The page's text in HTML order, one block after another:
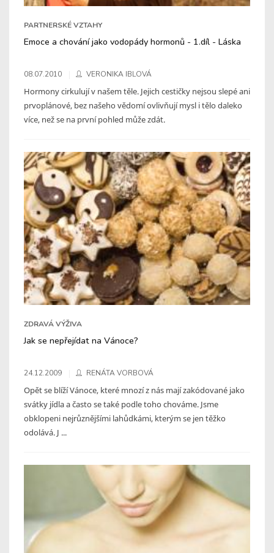
PARTNERSKÉ VZTAHY
Emoce a chování jako vodopády hormonů - 1.díl - Láska
08.07.2010 VERONIKA IBLOVÁ
Hormony cirkulují v našem těle. Jejich cestičky nejsou slepé ani
prvoplánové, bez našeho vědomí ovlivňují mysl i tělo daleko
více, než se na první pohled může zdát.
ZDRAVÁ VÝŽIVA
Jak se nepřejídat na Vánoce?
24.12.2009 RENÁTA VORBOVÁ
Opět se blíží Vánoce, které mnozí z nás mají zakódované jako
svátky jídla a často se také podle toho chováme. Jsme
obklopeni nejrůznějšími lahůdkámi, kterým se jen těžko
odolává. J ...